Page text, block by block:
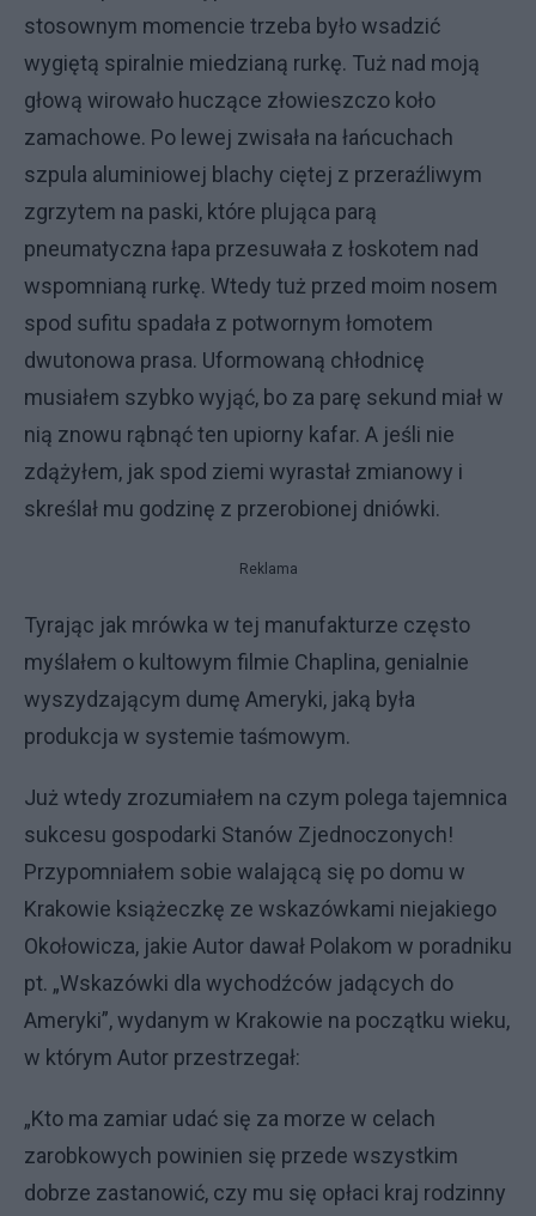
stosownym momencie trzeba było wsadzić
wygiętą spiralnie miedzianą rurkę. Tuż nad moją
głową wirowało huczące złowieszczo koło
zamachowe. Po lewej zwisała na łańcuchach
szpula aluminiowej blachy ciętej z przeraźliwym
zgrzytem na paski, które plująca parą
pneumatyczna łapa przesuwała z łoskotem nad
wspomnianą rurkę. Wtedy tuż przed moim nosem
spod sufitu spadała z potwornym łomotem
dwutonowa prasa. Uformowaną chłodnicę
musiałem szybko wyjąć, bo za parę sekund miał w
nią znowu rąbnąć ten upiorny kafar. A jeśli nie
zdążyłem, jak spod ziemi wyrastał zmianowy i
skreślał mu godzinę z przerobionej dniówki.
Reklama
Tyrając jak mrówka w tej manufakturze często
myślałem o kultowym filmie Chaplina, genialnie
wyszydzającym dumę Ameryki, jaką była
produkcja w systemie taśmowym.
Już wtedy zrozumiałem na czym polega tajemnica
sukcesu gospodarki Stanów Zjednoczonych!
Przypomniałem sobie walającą się po domu w
Krakowie książeczkę ze wskazówkami niejakiego
Okołowicza, jakie Autor dawał Polakom w poradniku
pt. „Wskazówki dla wychodźców jadących do
Ameryki”, wydanym w Krakowie na początku wieku,
w którym Autor przestrzegał:
„Kto ma zamiar udać się za morze w celach
zarobkowych powinien się przede wszystkim
dobrze zastanowić, czy mu się opłaci kraj rodzinny